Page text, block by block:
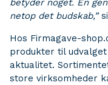
betyder noget. En
netop det budskab,”
Hos Firmagave-
produkter til
aktualitet.
store virksomheder